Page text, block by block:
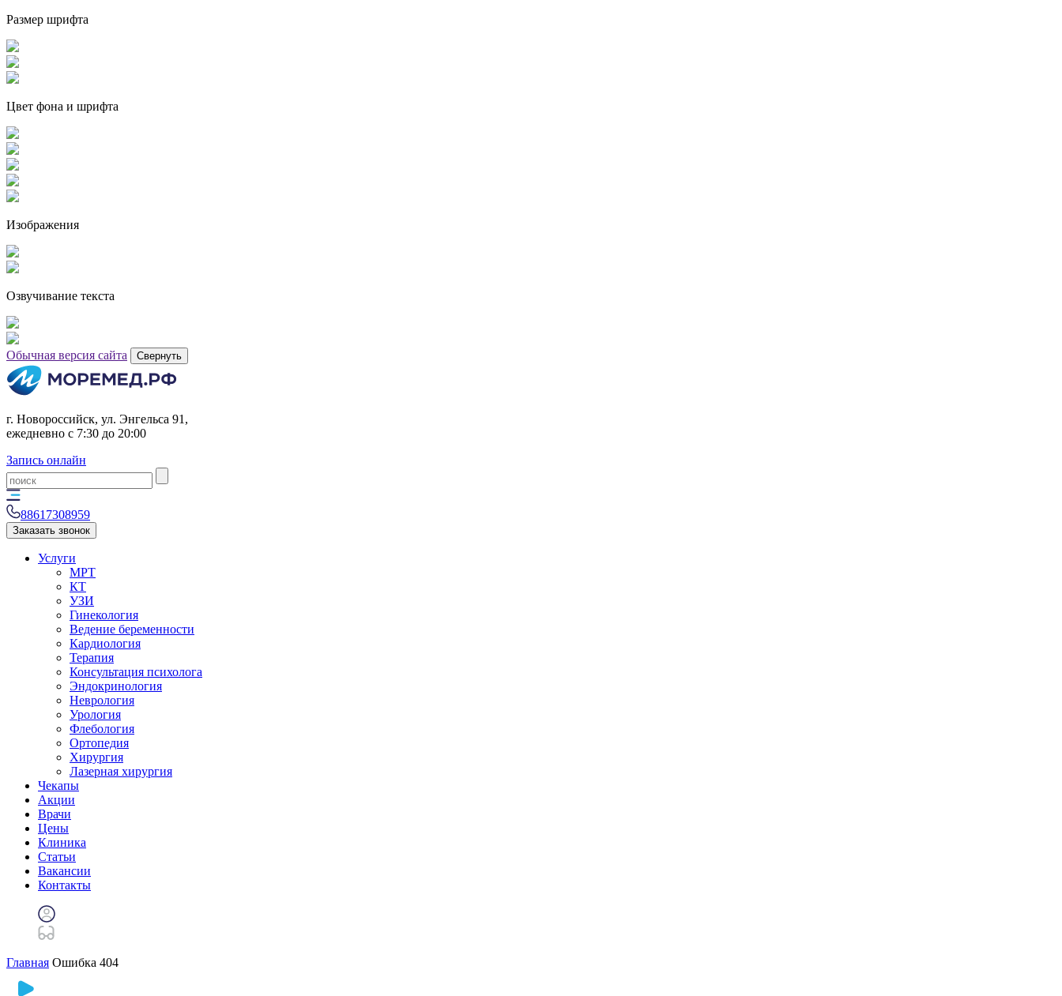
Размер шрифта
Цвет фона и шрифта
Изображения
Озвучивание текста
Обычная версия сайта Свернуть
г. Новороссийск, ул. Энгельса 91,
ежедневно с 7:30 до 20:00
Запись онлайн
88617308959
Заказать звонок
Услуги
МРТ
КТ
УЗИ
Гинекология
Ведение беременности
Кардиология
Терапия
Консультация психолога
Эндокринология
Неврология
Урология
Флебология
Ортопедия
Хирургия
Лазерная хирургия
Чекапы
Акции
Врачи
Цены
Клиника
Статьи
Вакансии
Контакты
Главная Ошибка 404